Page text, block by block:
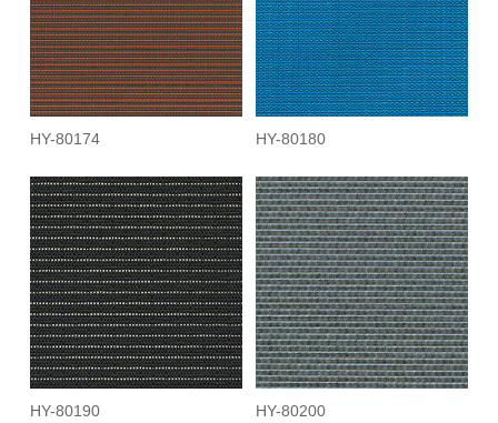
HY-80174 HY-80180
HY-80190 HY-80200